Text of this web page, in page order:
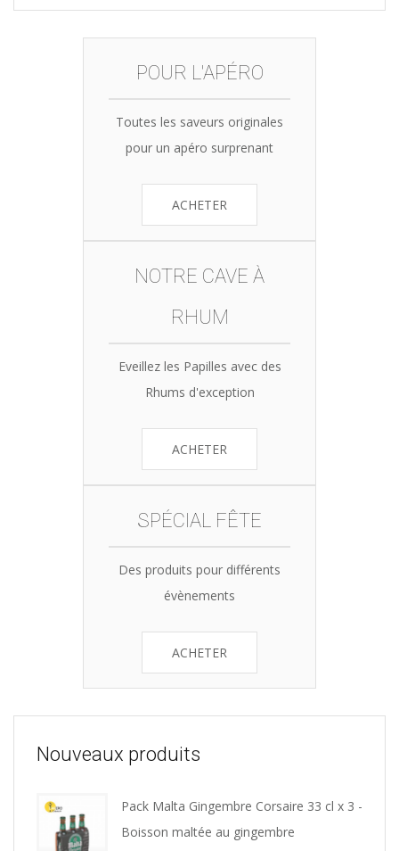
POUR L'APÉRO
Toutes les saveurs originales
pour un apéro surprenant
ACHETER
NOTRE CAVE À
RHUM
Eveillez les Papilles avec des
Rhums d'exception
ACHETER
SPÉCIAL FÊTE
Des produits pour différents
évènements
ACHETER
Nouveaux produits
Pack Malta Gingembre Corsaire 33 cl x 3 -
Boisson maltée au gingembre